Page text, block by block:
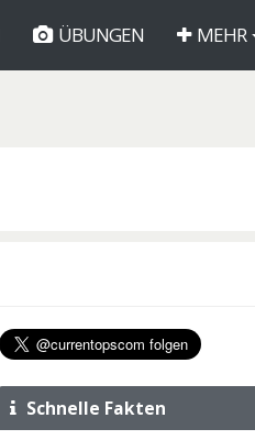
ÜBUNGEN MEHR
Schnelle Fakten